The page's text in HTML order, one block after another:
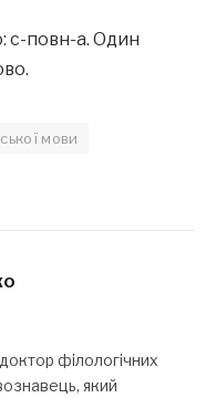
с-повн-а. Один
мови
філологічних
який